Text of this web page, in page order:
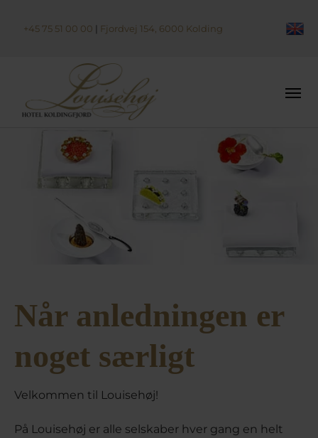
+45 75 51 00 00 | Fjordvej 154, 6000 Kolding
Når anledningen er
noget særligt
Velkommen til Louisehøj!
På Louisehøj er alle selskaber hver gang en helt